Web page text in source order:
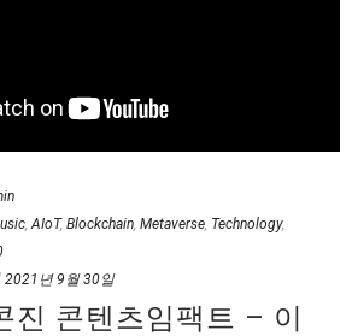
AIoT, Blockchain Metaverse Technology,
2021년 9월 30일
진 콘텐츠임팩트 – 이